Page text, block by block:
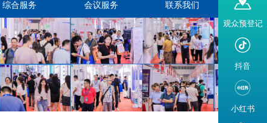
综合服务 会议服务 联系我们
观众预登记
抖音
小红书